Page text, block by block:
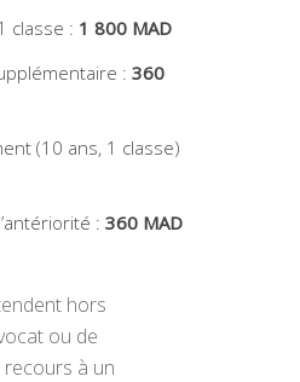
classe : 1 800 MAD
: 360
(10 ans, 1 classe)
: 360 MAD
hors
ou de
à un